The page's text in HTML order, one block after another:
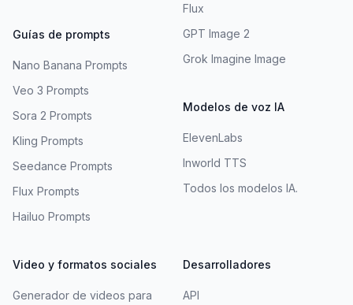
Guías de prompts
Nano Banana Prompts
Veo 3 Prompts
Sora 2 Prompts
Kling Prompts
Seedance Prompts
Flux Prompts
Hailuo Prompts
Flux
GPT Image 2
Grok Imagine Image
Modelos de voz IA
ElevenLabs
Inworld TTS
Todos los modelos IA.
Video y formatos sociales
Generador de videos para
Desarrolladores
API